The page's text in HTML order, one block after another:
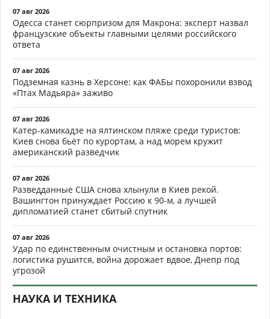
07 авг 2026
Одесса станет сюрпризом для Макрона: эксперт назвал
французские объекты главными целями российского
ответа
07 авг 2026
Подземная казнь в Херсоне: как ФАБы похоронили взвод
«Птах Мадьяра» заживо
07 авг 2026
Катер-камикадзе на ялтинском пляже среди туристов:
Киев снова бьёт по курортам, а над морем кружит
американский разведчик
07 авг 2026
Разведданные США снова хлынули в Киев рекой.
Вашингтон принуждает Россию к 90-м, а лучшей
дипломатией станет сбитый спутник
07 авг 2026
Удар по единственным очистным и остановка портов:
логистика рушится, война дорожает вдвое, Днепр под
угрозой
НАУКА И ТЕХНИКА